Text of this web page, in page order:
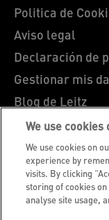
Politica de
Aviso legal
Declaración de
Gestionar mis
Blog de Leitz
Trabaja con
Servicio al
Guía sobre el
Condiciones de
We use
We use cookies on
experience by
visits. By clicking
storing of cookies
analyse site usage,